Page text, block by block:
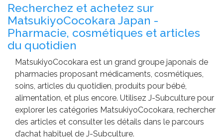
Recherchez et achetez sur
MatsukiyoCocokara Japan -
Pharmacie, cosmétiques et articles
du quotidien
MatsukiyoCocokara est un grand groupe japonais de
pharmacies proposant médicaments, cosmétiques,
soins, articles du quotidien, produits pour bébé,
alimentation, et plus encore. Utilisez J-Subculture pour
explorer les catégories MatsukiyoCocokara, rechercher
des articles et consulter les détails dans le parcours
d’achat habituel de J-Subculture.